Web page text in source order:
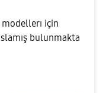
modellerı için
bulunmakta